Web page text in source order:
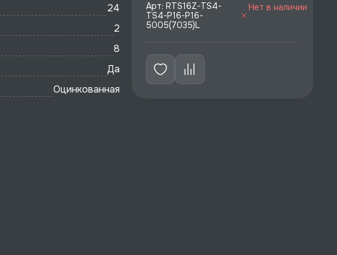
24
2
8
Да
Оцинкованная
Арт: RTS16Z-TS4-
TS4-P16-P16-
5005(7035)L
Нет в наличии